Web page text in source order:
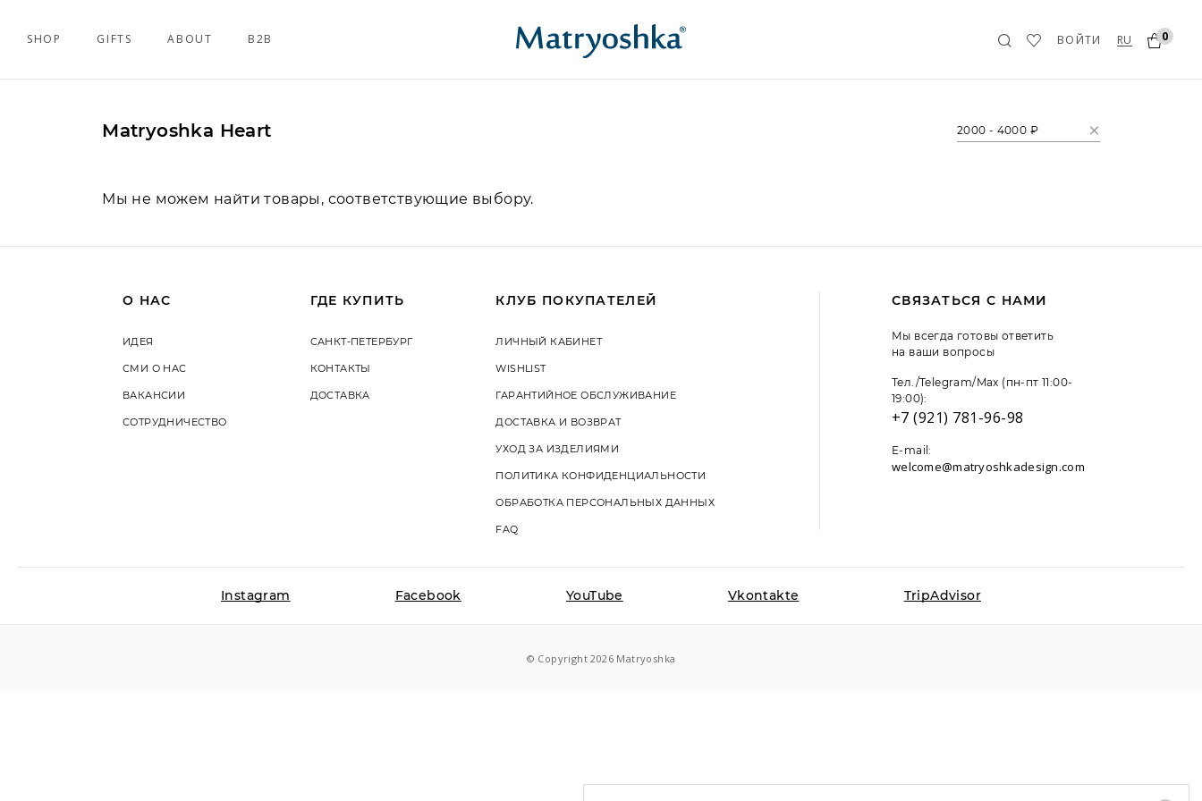
SHOP GIFTS ABOUT B2B ВОЙТИ RU 0
Matryoshka Heart 2000 - 4000 ₽
Мы не можем найти товары, соответствующие выбору.
О НАС
ИДЕЯ
СМИ О НАС
ВАКАНСИИ
СОТРУДНИЧЕСТВО
ГДЕ КУПИТЬ
САНКТ-ПЕТЕРБУРГ
КОНТАКТЫ
ДОСТАВКА
КЛУБ ПОКУПАТЕЛЕЙ
ЛИЧНЫЙ КАБИНЕТ
WISHLIST
ГАРАНТИЙНОЕ ОБСЛУЖИВАНИЕ
ДОСТАВКА И ВОЗВРАТ
УХОД ЗА ИЗДЕЛИЯМИ
ПОЛИТИКА КОНФИДЕНЦИАЛЬНОСТИ
ОБРАБОТКА ПЕРСОНАЛЬНЫХ ДАННЫХ
FAQ
СВЯЗАТЬСЯ С НАМИ
Мы всегда готовы ответить
на ваши вопросы
Тел./Telegram/Max (пн-пт 11:00-
19:00):
+7 (921) 781-96-98
E-mail:
welcome@matryoshkadesign.com
Vkontakte
Facebook
Instagram YouTube TripAdvisor
© Copyright 2026 Matryoshka